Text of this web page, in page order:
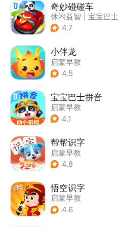
奇妙碰碰车
休闲益智
宝宝巴士
| 儿童游戏
4.7
小伴龙
启蒙早教
4.5
宝宝巴士拼音
启蒙早教
4.1
帮帮识字
启蒙早教
4.8
悟空识字
启蒙早教
4.6